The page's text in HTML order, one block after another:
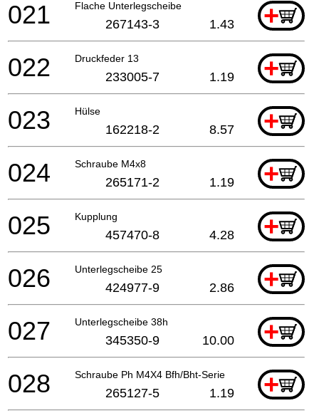
Flache Unterlegscheibe +
021 267143-3 1.43
Druckfeder 13 +
022 233005-7 1.19
Hülse +
023 162218-2 8.57
Schraube M4x8 +
024 265171-2 1.19
Kupplung +
025 457470-8 4.28
Unterlegscheibe 25 +
026 424977-9 2.86
Unterlegscheibe 38h +
027 345350-9 10.00
Schraube Ph M4X4 Bfh/Bht-Serie +
028 265127-5 1.19